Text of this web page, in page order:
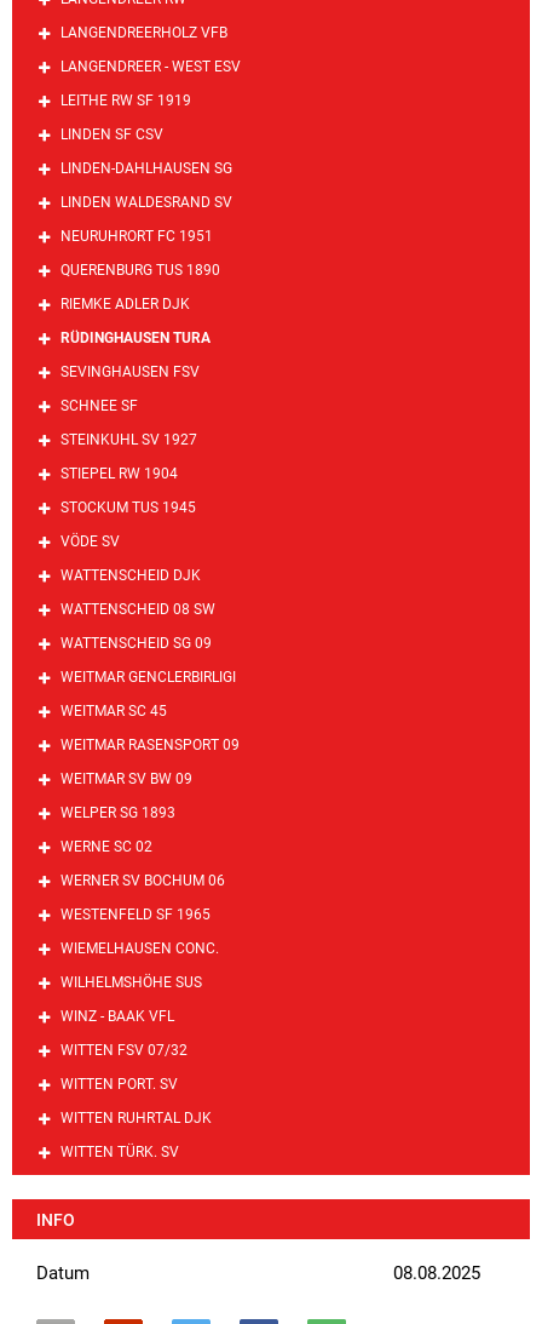
LANGENDREERHOLZ VFB
LANGENDREER - WEST ESV
LEITHE RW SF 1919
LINDEN SF CSV
LINDEN-DAHLHAUSEN SG
LINDEN WALDESRAND SV
NEURUHRORT FC 1951
QUERENBURG TUS 1890
RIEMKE ADLER DJK
RÜDINGHAUSEN TURA
SEVINGHAUSEN FSV
SCHNEE SF
STEINKUHL SV 1927
STIEPEL RW 1904
STOCKUM TUS 1945
VÖDE SV
WATTENSCHEID DJK
WATTENSCHEID 08 SW
WATTENSCHEID SG 09
WEITMAR GENCLERBIRLIGI
WEITMAR SC 45
WEITMAR RASENSPORT 09
WEITMAR SV BW 09
WELPER SG 1893
WERNE SC 02
WERNER SV BOCHUM 06
WESTENFELD SF 1965
WIEMELHAUSEN CONC.
WILHELMSHÖHE SUS
WINZ - BAAK VFL
WITTEN FSV 07/32
WITTEN PORT. SV
WITTEN RUHRTAL DJK
WITTEN TÜRK. SV
INFO
Datum 08.08.2025